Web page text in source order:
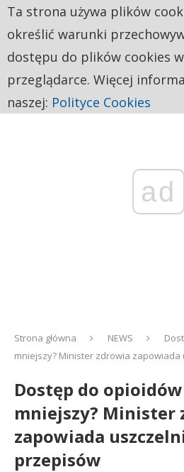
ad
Strona główna NEWS
mniejszy? Minister zdrowia
Dostęp do
mniejszy? Minister
zapowiada
przepisów
Ta strona używa plików
określić warunki
dostępu do plików cookies
przeglądarce. Więcej
naszej: Polityce Cookies